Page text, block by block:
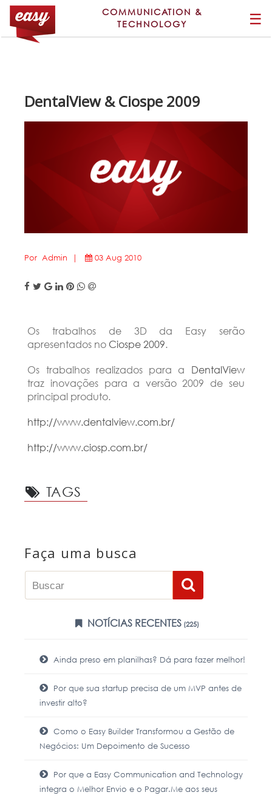
COMMUNICATION &
TECHNOLOGY
☰
DentalView & Ciospe 2009
Por Admin | 03 Aug 2010
Os trabalhos de 3D da Easy serão
apresentados no Ciospe 2009.
Os trabalhos realizados para a DentalView
traz inovações para a versão 2009 de seu
principal produto.
http://www.dentalview.com.br/
http://www.ciosp.com.br/
TAGS
Faça uma busca
NOTÍCIAS RECENTES(225)
Ainda preso em planilhas? Dá para fazer melhor!
Por que sua startup precisa de um MVP antes de
investir alto?
Como o Easy Builder Transformou a Gestão de
Negócios: Um Depoimento de Sucesso
Por que a Easy Communication and Technology
integra o Melhor Envio e o Pagar.Me aos seus